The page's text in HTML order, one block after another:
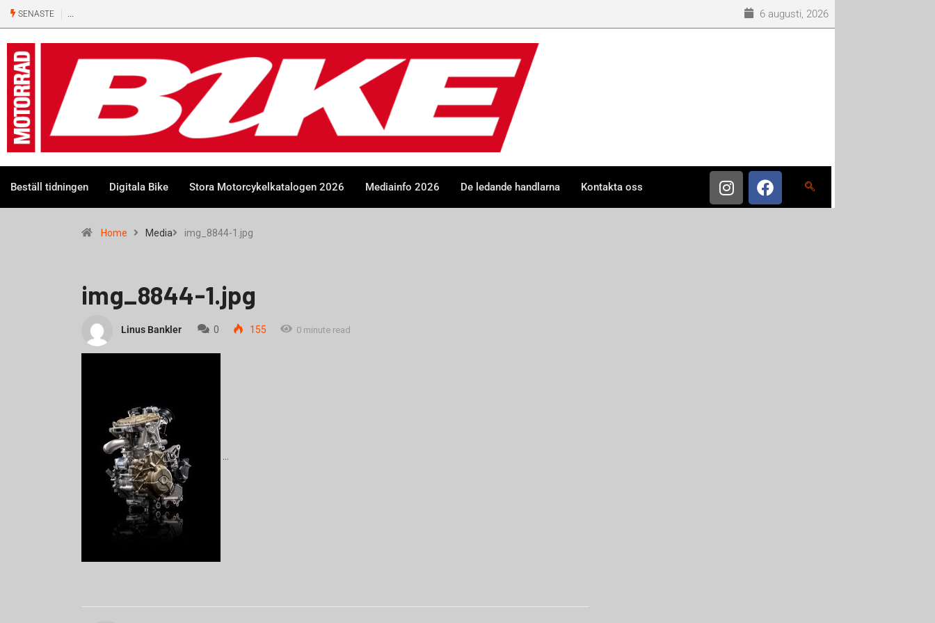
SENASTE 6 augusti, 2026
Beställ tidningen Digitala Bike Stora Motorcykelkatalogen 2026 Mediainfo 2026 De ledande handlarna Kontakta oss
Home Media img_8844-1.jpg
img_8844-1.jpg
Linus Bankler 0 155 0 minute read